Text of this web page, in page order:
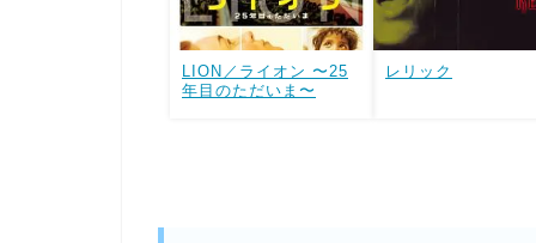
LION／ライオン 〜25
年目のただいま〜
レリック